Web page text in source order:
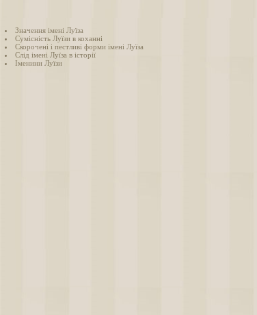
Значення імені Луїза
Сумісність Луїзи в коханні
Скорочені і пестливі форми імені Луїза
Слід імені Луїза в історії
Іменини Луїзи